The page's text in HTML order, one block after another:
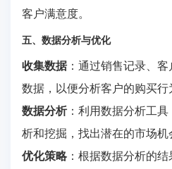
客户满意度。
五、数据分析与优化
收集数据：通过销售记录、
数据，以便分析客户的购买行
数据分析：利用数据分析工
析和挖掘，找出潜在的市场机
优化策略：根据数据分析的